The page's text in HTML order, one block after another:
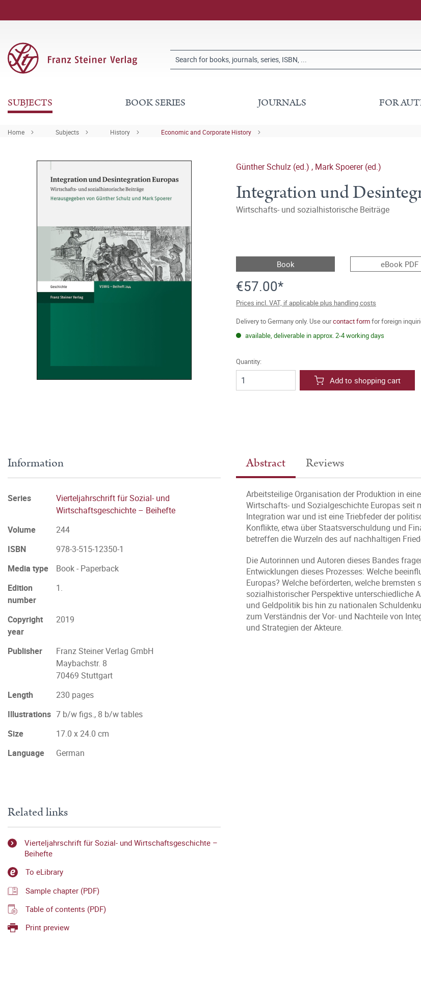
SUBJECTS BOOK SERIES JOURNALS FOR
Home Subjects History Economic and Corporate History
Günther Schulz (ed.) , Mark Spoerer (ed.)
Integration und
Wirtschafts- und sozialhistorische Beiträge
Book eBook PDF
€57.00*
Prices incl. VAT, if applicable plus handling costs
Delivery to Germany only. Use ourcontact formfor foreign
available, deliverable in approx. 2-4 working days
Quantity:
Add to shopping cart
Abstract Reviews
Arbeitsteilige Organisation der Produktion in
Wirtschafts- und Sozialgeschichte Europas seit
Integration war und ist eine Triebfeder der
Konflikte, etwa über Staatsverschuldung und
betreffen die Wurzeln des auf nachhaltigen
Die Autorinnen und Autoren dieses Bandes
Entwicklungen dieses Prozesses: Welche
Europas? Welche beförderten, welche
sozialhistorischer Perspektive unterschiedliche
und Geldpolitik bis hin zu nationalen
zum Verständnis der Vor- und Nachteile von
und Strategien der Akteure.
Information
Series
Vierteljahrschrift für Sozial- und
Wirtschaftsgeschichte – Beihefte
Volume
244
ISBN
978-3-515-12350-1
Media type
Book - Paperback
Edition
number
1.
Copyright
year
2019
Publisher
Franz Steiner Verlag GmbH
Maybachstr. 8
70469 Stuttgart
Length
230 pages
Illustrations 7 b/w figs., 8 b/w tables
Size
17.0 x 24.0 cm
Language
German
Related links
Vierteljahrschrift für Sozial- und Wirtschaftsgeschichte –
Beihefte
To eLibrary
Sample chapter (PDF)
Table of contents (PDF)
Print preview